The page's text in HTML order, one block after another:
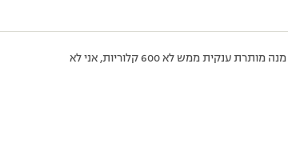
כל השבוע אני מקפידה לאכול מסודר לפי תפריט, 3-4 פעמים חדר כושר אבל הבעיה היא שאני אוכלת מנה מותרת ענקית ממש לא 600 קלוריות, אני לא